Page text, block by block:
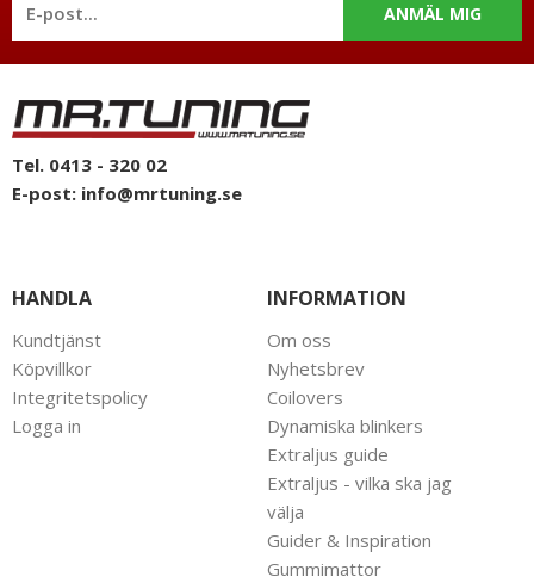
ANMÄL MIG
Tel. 0413 - 320 02
E-post: info@mrtuning.se
HANDLA
Kundtjänst
Köpvillkor
Integritetspolicy
Logga in
INFORMATION
Om oss
Nyhetsbrev
Coilovers
Dynamiska blinkers
Extraljus guide
Extraljus - vilka ska jag
välja
Guider & Inspiration
Gummimattor